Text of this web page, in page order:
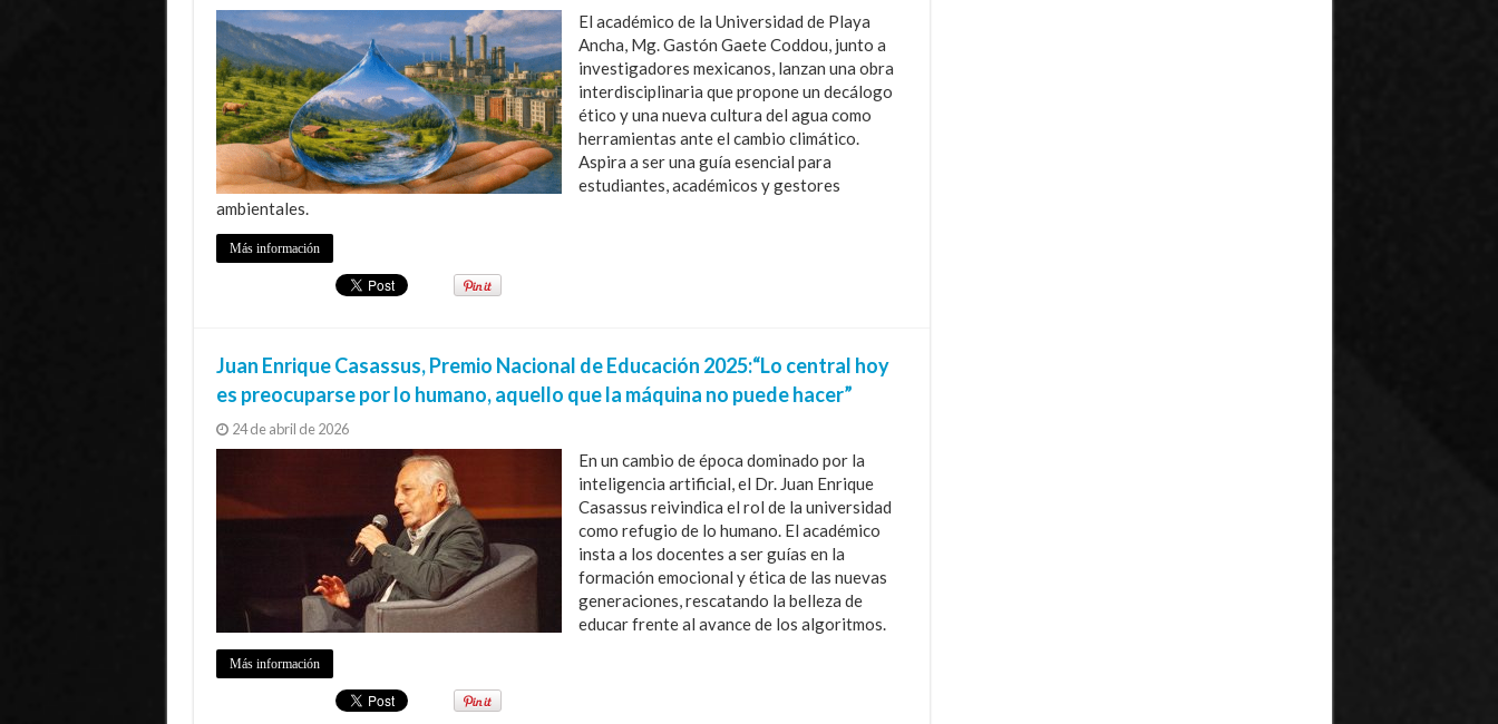
El académico de la Universidad de Playa
Ancha, Mg. Gastón Gaete Coddou, junto a
investigadores mexicanos, lanzan una obra
interdisciplinaria que propone un decálogo
ético y una nueva cultura del agua como
herramientas ante el cambio climático.
Aspira a ser una guía esencial para
estudiantes, académicos y gestores
ambientales.
Más información
Juan Enrique Casassus, Premio Nacional de Educación 2025:“Lo central hoy
es preocuparse por lo humano, aquello que la máquina no puede hacer”
24 de abril de 2026
En un cambio de época dominado por la
inteligencia artificial, el Dr. Juan Enrique
Casassus reivindica el rol de la universidad
como refugio de lo humano. El académico
insta a los docentes a ser guías en la
formación emocional y ética de las nuevas
generaciones, rescatando la belleza de
educar frente al avance de los algoritmos.
Más información